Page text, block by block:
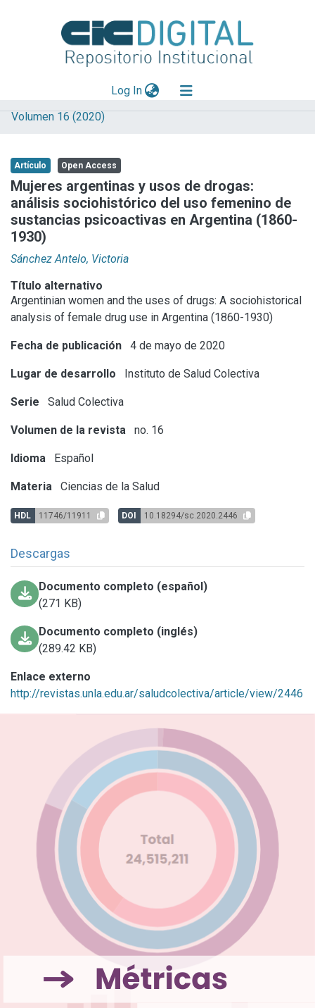
Log In(current)
Explorar
Aportar material
Statistics
Volumen 16 (2020)
Artículo Open Access
Mujeres argentinas y usos de drogas:
análisis sociohistórico del uso femenino de
sustancias psicoactivas en Argentina (1860-
1930)
Sánchez Antelo, Victoria
Título alternativo
Argentinian women and the uses of drugs: A sociohistorical
analysis of female drug use in Argentina (1860-1930)
Fecha de publicación 4 de mayo de 2020
Lugar de desarrollo Instituto de Salud Colectiva
Serie Salud Colectiva
Volumen de la revista no. 16
Idioma Español
Materia Ciencias de la Salud
HDL 11746/11911 DOI 10.18294/sc.2020.2446
Descargas
Documento completo (español)
(271 KB)
Documento completo (inglés)
(289.42 KB)
Enlace externo
http://revistas.unla.edu.ar/saludcolectiva/article/view/2446